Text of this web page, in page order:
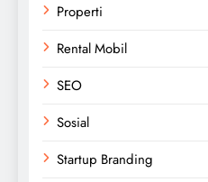
Properti
Rental Mobil
SEO
Sosial
Startup Branding